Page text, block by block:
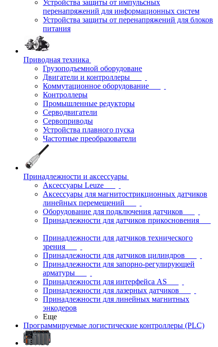
Устройства защиты от импульсных
перенапряжений для информационных систем
Устройства защиты от перенапряжений для блоков
питания
Приводная техника
Грузоподъемной оборудоване
Двигатели и контроллеры
Коммутационное оборудование
Контроллеры
Промышленные редукторы
Серводвигатели
Сервоприводы
Устройства плавного пуска
Частотные преобразователи
Принадлежности и аксессуары
Аксессуары Leuze
Аксессуары для магнитострикционных датчиков
линейных перемещений
Оборудование для подключения датчиков
Принадлежности для датчиков прикосновения
Принадлежности для датчиков технического
зрения
Принадлежности для датчиков цилиндров
Принадлежности для запорно-регулирующей
арматуры
Принадлежности для интерфейса AS
Принадлежности для лазерных датчиков
Принадлежности для линейных магнитных
энкодеров
Еще
Программируемые логистические контроллеры (PLC)